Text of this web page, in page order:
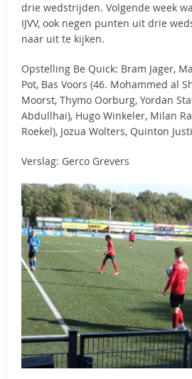
drie wedstrijden. Volgende week
IJVV, ook negen punten uit drie
naar uit te kijken.
Opstelling Be Quick: Bram Jager,
Pot, Bas Voors (46. Mohammed al
Moorst, Thymo Oorburg, Yordan
Abdullhai), Hugo Winkeler, Milan
Roekel), Jozua Wolters, Quinton
Verslag: Gerco Grevers